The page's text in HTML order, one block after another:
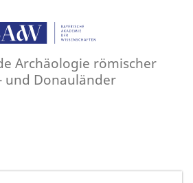
Archäologie römischer
und Donauländer